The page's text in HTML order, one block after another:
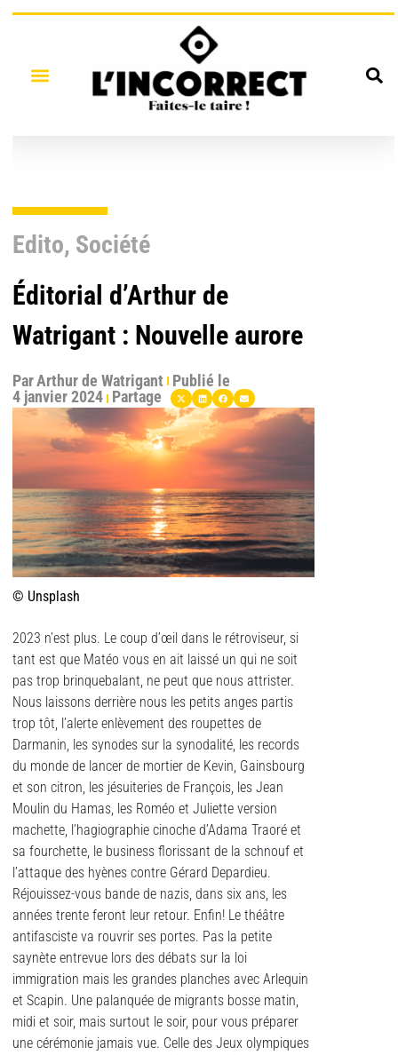
Edito, Société
Éditorial d’Arthur de
Watrigant : Nouvelle aurore
ParArthur de Watrigant Publié le
4 janvier 2024 Partage
© Unsplash
2023 n’est plus. Le coup d’œil dans le rétroviseur, si
tant est que Matéo vous en ait laissé un qui ne soit
pas trop brinquebalant, ne peut que nous attrister.
Nous laissons derrière nous les petits anges partis
trop tôt, l’alerte enlèvement des roupettes de
Darmanin, les synodes sur la synodalité, les records
du monde de lancer de mortier de Kevin, Gainsbourg
et son citron, les jésuiteries de François, les Jean
Moulin du Hamas, les Roméo et Juliette version
machette, l’hagiographie cinoche d’Adama Traoré et
sa fourchette, le business florissant de la schnouf et
l’attaque des hyènes contre Gérard Depardieu.
Réjouissez-vous bande de nazis, dans six ans, les
années trente feront leur retour. Enfin! Le théâtre
antifasciste va rouvrir ses portes. Pas la petite
saynète entrevue lors des débats sur la loi
immigration mais les grandes planches avec Arlequin
et Scapin. Une palanquée de migrants bosse matin,
midi et soir, mais surtout le soir, pour vous préparer
une cérémonie jamais vue. Celle des Jeux olympiques